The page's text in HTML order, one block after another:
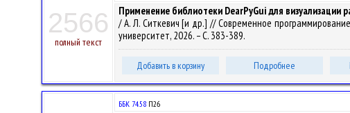
2566
полный текст
Применение библиотеки DearPyGui для визуализации
/ А. Л. Ситкевич [и др.] // Современное
университет, 2026. – С. 383-389.
Добавить в корзину Подробнее
ББК 74.58 П26